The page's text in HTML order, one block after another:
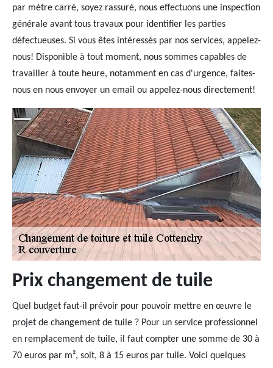
par mètre carré, soyez rassuré, nous effectuons une inspection
générale avant tous travaux pour identifier les parties
défectueuses. Si vous êtes intéressés par nos services, appelez-
nous! Disponible à tout moment, nous sommes capables de
travailler à toute heure, notamment en cas d'urgence, faites-
nous en nous envoyer un email ou appelez-nous directement!
Prix changement de tuile
Quel budget faut-il prévoir pour pouvoir mettre en œuvre le
projet de changement de tuile ? Pour un service professionnel
en remplacement de tuile, il faut compter une somme de 30 à
70 euros par m², soit, 8 à 15 euros par tuile. Voici quelques